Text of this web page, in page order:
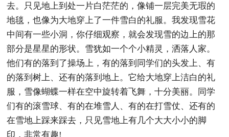
去。只见地上到处一片白茫茫的，像铺一层完美无瑕的
地毯，也像为大地穿上了一件雪白的礼服。我发现雪花
中间有一些小洞，你仔细观察，就会发现雪的边上的那
部分是星星的形状。雪犹如一个个小精灵，洒落人家。
他们有的落到了操场上，有的落到同学们的头发上、有
的落到树上、还有的落到地上。它给大地穿上洁白的礼
服，雪像蝴蝶一样在空中旋转着飞舞，十分美丽。同学
们有的滚雪球、有的在堆雪人、有的在打雪仗、还有的
在雪地上踩来踩去，只见雪地上有几个大大小小的脚
印，非常有趣!